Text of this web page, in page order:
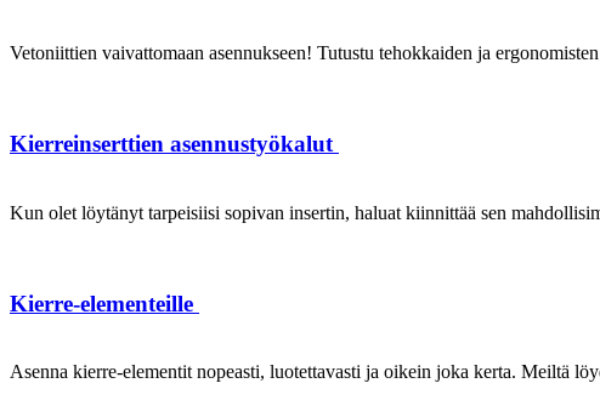
Vetoniittien vaivattomaan asennukseen! Tutustu tehokkaiden ja
Kierreinserttien asennustyökalut
Kun olet löytänyt tarpeisiisi sopivan insertin, haluat kiinnittää sen
Kierre-elementeille
Asenna kierre-elementit nopeasti, luotettavasti ja oikein joka kerta. Meiltä